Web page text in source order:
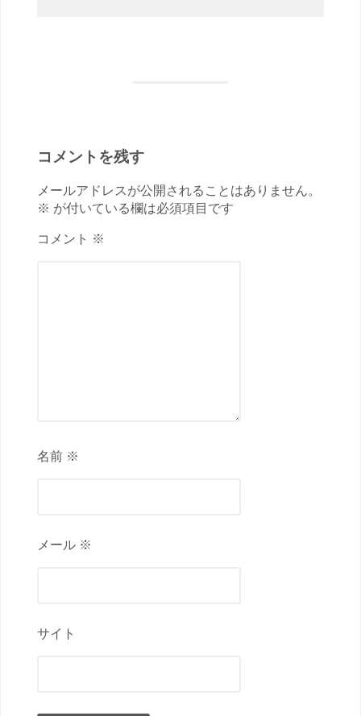
コメントを残す
メールアドレスが公開されることはありません。
※ が付いている欄は必須項目です
コメント ※
名前 ※
メール ※
サイト